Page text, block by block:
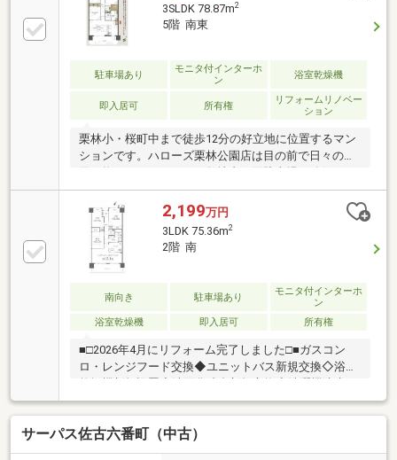
3SLDK 78.87m2
5階 南東
駐車場あり
モニタ付インターホ
ン
浴室乾燥機
即入居可 所有権
リフォームリノベー
ション
栗林小・桜町中まで徒歩12分の好立地に位置するマン
ションです。ハローズ栗林公園店は目の前で日々のお
います。南東向きの明るい日差しが心地よい住まいで
す。LDKは家族が自然と集まれる開放的な空間で、朝
の光がたっぷり差し込み、一日を気持ちよくスタート
できます。3つの居室は子ども部屋や書斎など用途に
合わせて使いやすく、収納もたっぷりありますので、
衣類や季節物もすっきり収納できます。水回り設備も
リノベーションで一新され、家事のしやすさが向上。
栗林公園を身近に感じる落ち着いた環境と、生活利便
性の高い立地がそろい、安心して長く暮らせる住まい
2,199万円
3LDK 75.36m2
2階 南
南向き 駐車場あり
モニタ付インターホ
ン
浴室乾燥機
即入居可 所有権
■□2026年4月にリフォーム完了しました□■ガスコン
ロ・レンジフード交換◆ユニットバス新規交換◇浴室
ン新規交換◆温水洗浄機能付トイレ新規交換◇床フロ
ーリング一部張替◆壁・天井クロス張替◇建具一部交
換◆畳表替え◇玄関収納新規交換◆カーテンレール交
換◇ハウスクリーニング他栗林公園や中央エリアを生
サーパス佐古六番町（中古）